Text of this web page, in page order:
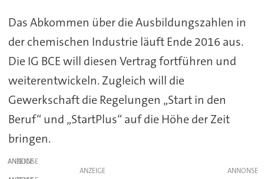
Das Abkommen über die Ausbildungszahlen in
der chemischen Industrie läuft Ende 2016 aus.
Die IG BCE will diesen Vertrag fortführen und
weiterentwickeln. Zugleich will die
Gewerkschaft die Regelungen „Start in den
Beruf“ und „StartPlus“ auf die Höhe der Zeit
bringen.
ANZEIGE
ANZEIGE